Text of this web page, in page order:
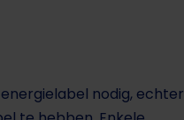
nodig, echter